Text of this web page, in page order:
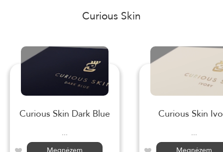
Curious Skin
Curious Skin Dark Blue
...
Megnézem
Curious Skin
...
Megnézem